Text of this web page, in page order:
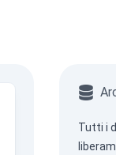
Tutti i